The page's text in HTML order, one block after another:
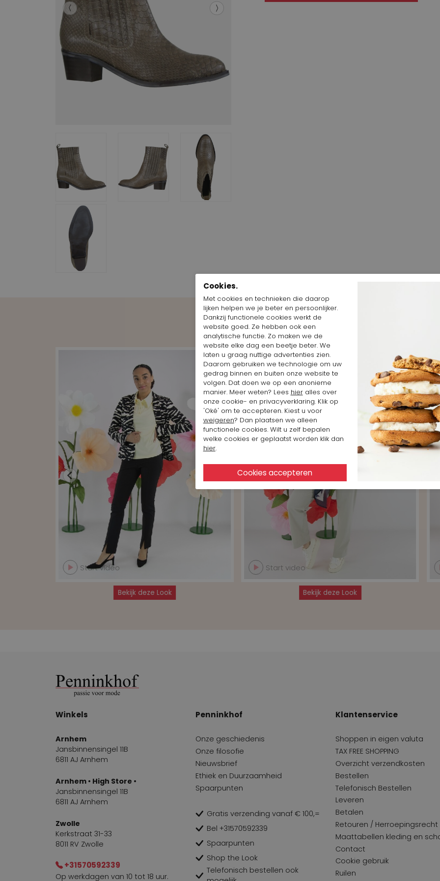
Shop the Look
Start video
Bekijk deze Look
Start video
Bekijk deze Look
Winkels
Arnhem
Jansbinnensingel 11B
6811 AJ Arnhem
Arnhem • High Store •
Jansbinnensingel 11B
6811 AJ Arnhem
Zwolle
Kerkstraat 31-33
8011 RV Zwolle
+31570592339
Op werkdagen van 10 tot 18 uur.
Penninkhof
Onze geschiedenis
Onze filosofie
Nieuwsbrief
Ethiek en Duurzaamheid
Spaarpunten
Gratis verzending vanaf € 100,=
Bel +31570592339
Spaarpunten
Shop the Look
Telefonisch bestellen ook
Klantenservice
Shoppen in eigen valuta
TAX FREE SHOPPING
Overzicht verzendkosten
Bestellen
Telefonisch Bestellen
Leveren
Betalen
Retouren / Herroepingsrecht
Maattabellen kleding en
Contact
Cookie gebruik
Ruilen
Cookies.
Met cookies en technieken die daarop
lijken helpen we je beter en persoonlijker.
Dankzij functionele cookies werkt de
website goed. Ze hebben ook een
analytische functie. Zo maken we de
website elke dag een beetje beter. We
laten u graag nuttige advertenties zien.
Daarom gebruiken we technologie om uw
gedrag binnen en buiten onze website te
volgen. Dat doen we op een anonieme
manier. Meer weten? Lees hieralles over
onze cookie- en privacyverklaring. Klik op
'Oké' om te accepteren. Kiest u voor
weigeren? Dan plaatsen we alleen
functionele cookies. Wilt u zelf bepalen
welke cookies er geplaatst worden klik dan
hier.